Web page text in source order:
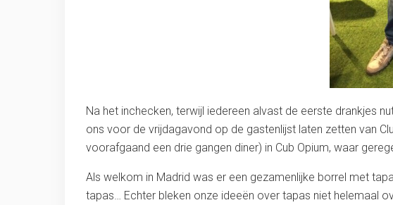
Na het inchecken, terwijl iedereen alvast de eerste drankjes
ons voor de vrijdagavond op de gastenlijst laten zetten van
voorafgaand een drie gangen diner) in Cub Opium, waar
Als welkom in Madrid was er een gezamenlijke borrel met
tapas… Echter bleken onze ideeën over tapas niet helemaal